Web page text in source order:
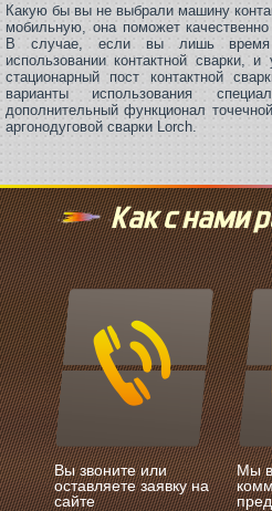
Какую бы вы не выбрали машину
мобильную, она поможет качественно
В случае, если вы лишь время
использовании контактной сварки,
стационарный пост контактной
варианты использования
дополнительный функционал
аргонодуговой сварки Lorch.
Как с нами
Вы звоните или
оставляете заявку на
сайте
Мы